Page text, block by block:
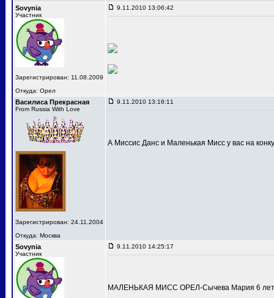
Sovynia
Участник
Зарегистрирован: 11.08.2009
Откуда: Орел
9.11.2010 13:06:42
Василиса Прекрасная
From Russia With Love
Зарегистрирован: 24.11.2004
Откуда: Москва
9.11.2010 13:16:11
А Миссис Данс и Маленькая Мисс у вас на
Sovynia
Участник
9.11.2010 14:25:17
МАЛЕНЬКАЯ МИСС ОРЕЛ-Сычева Мария 6